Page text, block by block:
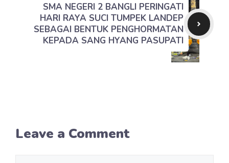
SMA NEGERI 2 BANGLI PERINGATI
HARI RAYA SUCI TUMPEK LANDEP
SEBAGAI BENTUK PENGHORMATAN
KEPADA SANG HYANG PASUPATI
Leave a Comment